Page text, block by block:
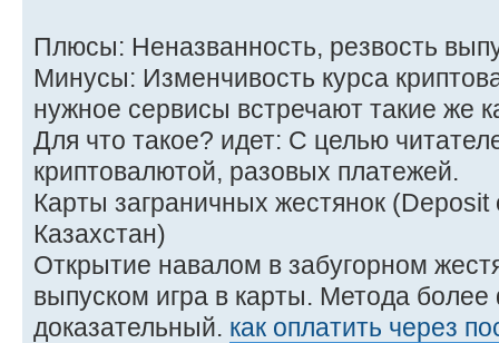
Плюсы: Неназванность, резвость
Минусы: Изменчивость курса
нужное сервисы встречают такие же
Для что такое? идет: С целью
криптовалютой, разовых платежей.
Карты заграничных жестянок
Казахстан)
Открытие навалом в забугорном
выпуском игра в карты. Метода
доказательный. как оплатить через